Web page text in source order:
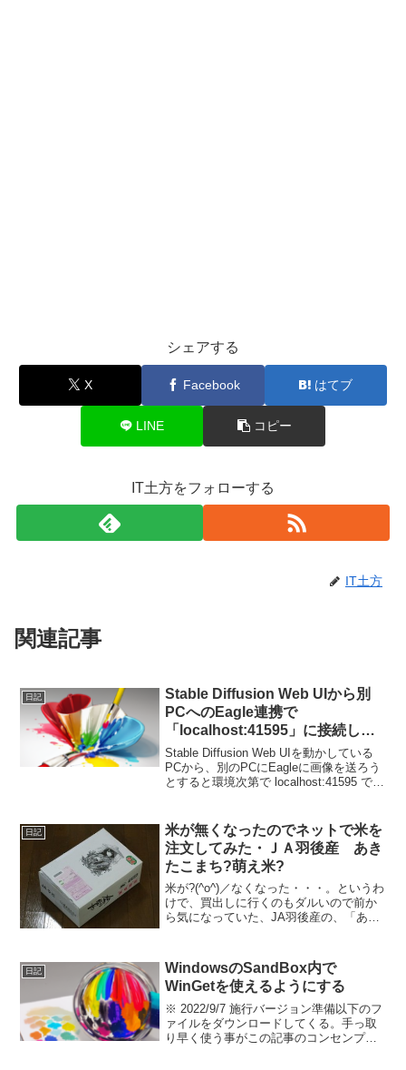
シェアする
X Facebook はてブ
LINE コピー
IT土方をフォローする
IT土方
関連記事
日記
Stable Diffusion Web UIから別
PCへのEagle連携で
「localhost:41595」に接続しよ
うとしてしまうエラーの対処 –
Eagle-PNGinfo API Token対応版
Stable Diffusion Web UIを動かしている
PCから、別のPCにEagleに画像を送ろう
とすると環境次第で localhost:41595 で失
日記
米が無くなったのでネットで米を
注文してみた・ＪＡ羽後産 あき
たこまち?萌え米?
米が?(^o^)／なくなった・・・。というわ
けで、買出しに行くのもダルいので前か
ら気になっていた、JA羽後産の、「あき
日記
WindowsのSandBox内で
WinGetを使えるようにする
※ 2022/9/7 施行バージョン準備以下のフ
ァイルをダウンロードしてくる。手っ取
り早く使う事がこの記事のコンセンプト